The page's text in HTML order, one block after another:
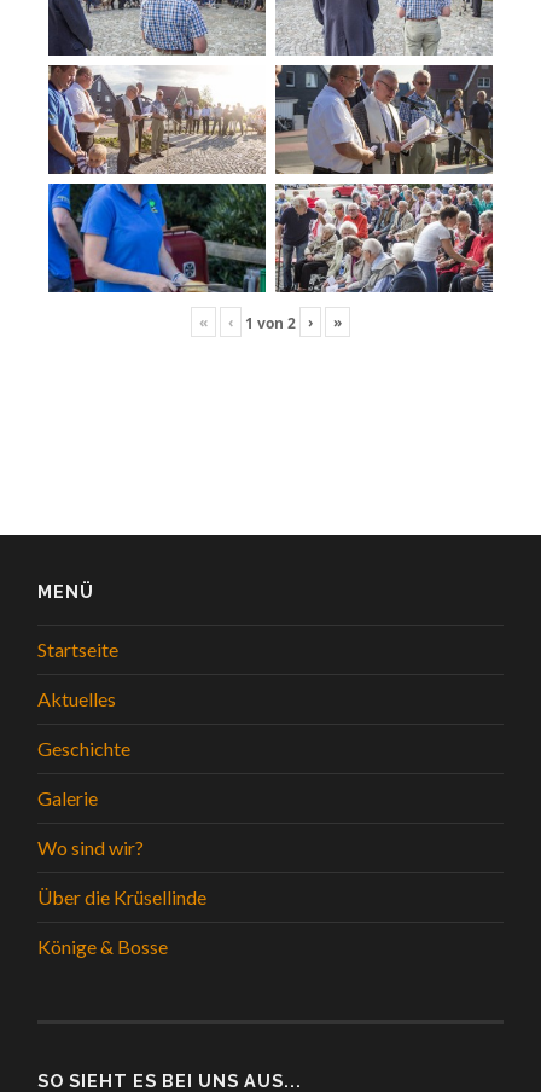
« ‹ 1 von 2 › »
MENÜ
Startseite
Aktuelles
Geschichte
Galerie
Wo sind wir?
Über die Krüsellinde
Könige & Bosse
SO SIEHT ES BEI UNS AUS...